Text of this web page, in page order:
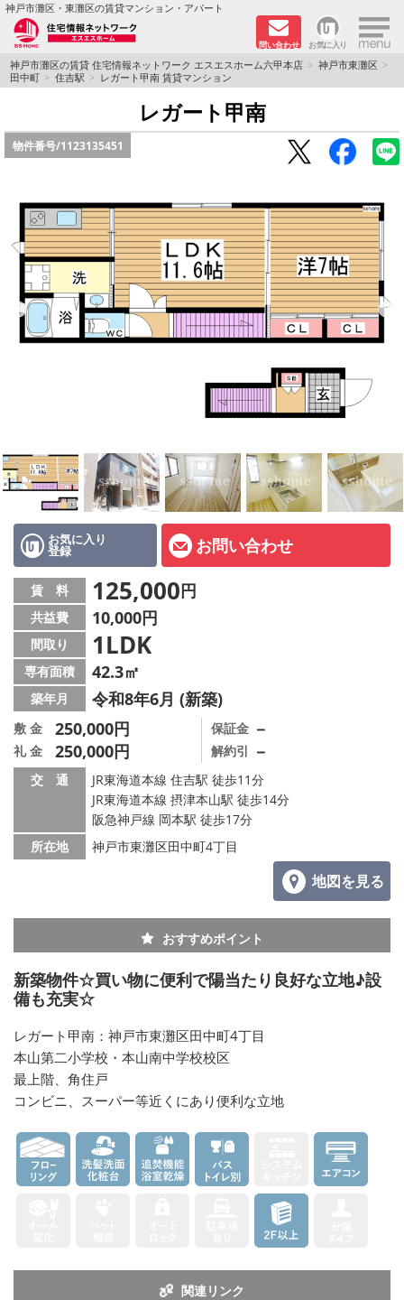
神戸市灘区・東灘区の賃貸マンション・アパート
問い合わせ お気に入り ×
TOPページ
学生さん向け物件
ペット飼育可物件
路線·駅から探す
地域から探す
会社概要
メールでお問い合わせ
神戸市灘区の賃貸 住宅情報ネットワーク エスエスホーム六甲本店
神戸市東灘区
田中町
住吉駅 レガート甲南 賃貸マンション
レガート甲南
物件番号/1123135451
お気に入り
登録 お問い合わせ
賃 料 125,000円
共益費 10,000円
間取り 1LDK
専有面積 42.3㎡
築年月 令和8年6月 (新築)
敷 金 250,000円
礼 金 250,000円
保証金 －
解約引 －
交 通
JR東海道本線 住吉駅 徒歩11分
JR東海道本線 摂津本山駅 徒歩14分
阪急神戸線 岡本駅 徒歩17分
所在地
神戸市東灘区田中町4丁目
地図を見る
おすすめポイント
新築物件☆買い物に便利で陽当たり良好な立地♪設
備も充実☆
レガート甲南：神戸市東灘区田中町4丁目
本山第二小学校・本山南中学校校区
最上階、角住戸
コンビニ、スーパー等近くにあり便利な立地
関連リンク